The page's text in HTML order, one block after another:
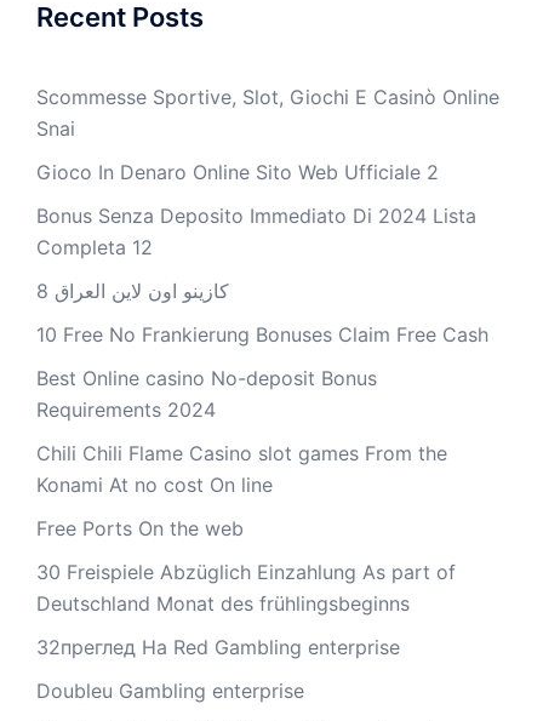
Recent Posts
Scommesse Sportive, Slot, Giochi E Casinò Online
Snai
Gioco In Denaro Online Sito Web Ufficiale 2
Bonus Senza Deposito Immediato Di 2024 Lista
Completa 12
كازينو اون لاين العراق 8
10 Free No Frankierung Bonuses Claim Free Cash
Best Online casino No-deposit Bonus
Requirements 2024
Chili Chili Flame Casino slot games From the
Konami At no cost On line
Free Ports On the web
30 Freispiele Abzüglich Einzahlung As part of
Deutschland Monat des frühlingsbeginns
32преглед На Red Gambling enterprise
Doubleu Gambling enterprise